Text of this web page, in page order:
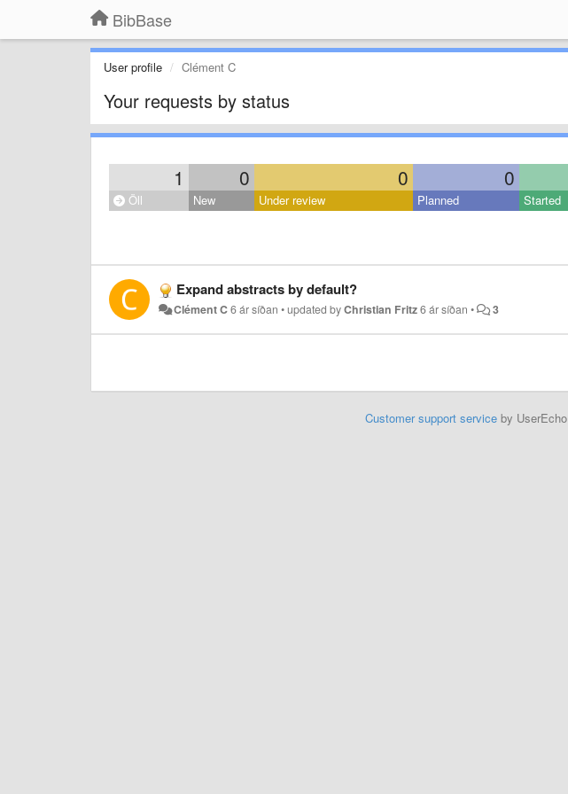
BibBase
User profile Clément C
Your requests by status
1 0 0 0
Öll New Under review Planned Started
Expand abstracts by default?
Clément C6 ár síðan •updated byChristian Fritz6 ár síðan • 3
Customer support serviceby UserEcho